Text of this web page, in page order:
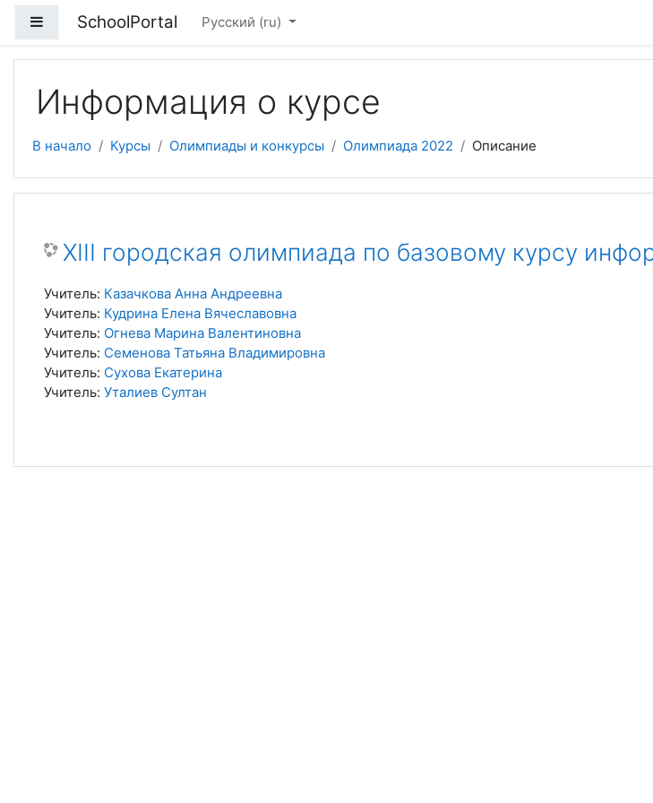
Боковая панель
SchoolPortal Русский ‎(ru)‎
Информация о курсе
В начало Курсы Олимпиады и конкурсы Олимпиада 2022 Описание
XIII городская олимпиада по базовому курсу
Учитель: Казачкова Анна Андреевна
Учитель: Кудрина Елена Вячеславовна
Учитель: Огнева Марина Валентиновна
Учитель: Семенова Татьяна Владимировна
Учитель: Сухова Екатерина
Учитель: Уталиев Султан